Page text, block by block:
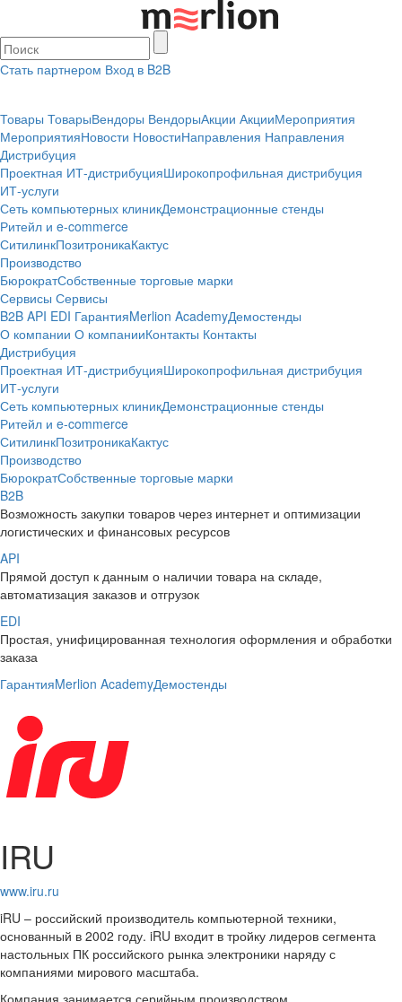
Стать партнером Вход в B2B
Товары ТоварыВендоры ВендорыАкции АкцииМероприятия
МероприятияНовости НовостиНаправления Направления
Дистрибуция
Проектная ИТ-дистрибуцияШирокопрофильная дистрибуция
ИТ-услуги
Сеть компьютерных клиникДемонстрационные стенды
Ритейл и e-commerce
СитилинкПозитроникаКактус
Производство
БюрократСобственные торговые марки
Сервисы Сервисы
B2B API EDI ГарантияMerlion AcademyДемостенды
О компании О компанииКонтакты Контакты
Дистрибуция
Проектная ИТ-дистрибуцияШирокопрофильная дистрибуция
ИТ-услуги
Сеть компьютерных клиникДемонстрационные стенды
Ритейл и e-commerce
СитилинкПозитроникаКактус
Производство
БюрократСобственные торговые марки
B2B
Возможность закупки товаров через интернет и оптимизации
логистических и финансовых ресурсов
API
Прямой доступ к данным о наличии товара на складе,
автоматизация заказов и отгрузок
EDI
Простая, унифицированная технология оформления и обработки
заказа
ГарантияMerlion AcademyДемостенды
IRU
www.iru.ru
iRU – российский производитель компьютерной техники,
основанный в 2002 году. iRU входит в тройку лидеров сегмента
настольных ПК российского рынка электроники наряду с
компаниями мирового масштаба.
Компания занимается серийным производством